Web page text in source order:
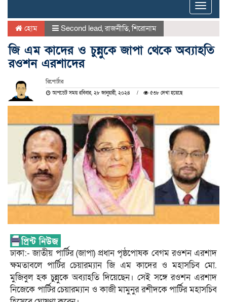
Toggle
হোম Second lead,রাজনীতি,শিরোনাম
জি এম কাদের ও চুন্নুকে জাপা থেকে অব্যাহতি
রওশন এরশাদের
রিপোর্টার
আপডেট সময় রবিবার, ২৮ জানুয়ারী, ২০২৪ ৫৩৮ দেখা হয়েছে
ঢাকা:- জাতীয় পার্টির (জাপা) প্রধান পৃষ্ঠপোষক বেগম রওশন এরশাদ
ক্ষমতাবলে পার্টির চেয়ারম্যান জি এম কাদের ও মহাসচিব মো.
মুজিবুল হক চুন্নুকে অব্যাহতি দিয়েছেন। সেই সঙ্গে রওশন এরশাদ
নিজেকে পার্টির চেয়ারম্যান ও কাজী মামুনুর রশীদকে পার্টির মহাসচিব